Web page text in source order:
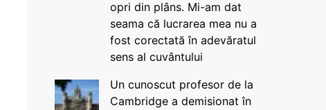
opri din plâns. Mi-am dat
seama că lucrarea mea nu a
fost corectată în adevăratul
sens al cuvântului
Un cunoscut profesor de la
Cambridge a demisionat în